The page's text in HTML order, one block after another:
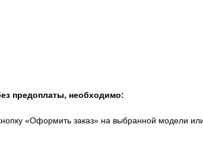
предоплаты, необходимо:
«Оформить заказ» на выбранной модели